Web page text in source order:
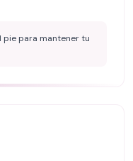
pie para mantener tu